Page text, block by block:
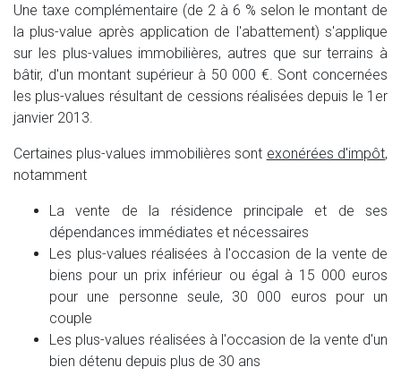
Une taxe complémentaire (de 2 à 6 % selon le montant de
la plus-value après application de l'abattement) s'applique
sur les plus-values immobilières, autres que sur terrains à
bâtir, d'un montant supérieur à 50 000 €. Sont concernées
les plus-values résultant de cessions réalisées depuis le 1er
janvier 2013.
Certaines plus-values immobilières sont exonérées d'impôt,
notamment
La vente de la résidence principale et de ses
dépendances immédiates et nécessaires
Les plus-values réalisées à l'occasion de la vente de
biens pour un prix inférieur ou égal à 15 000 euros
pour une personne seule, 30 000 euros pour un
couple
Les plus-values réalisées à l'occasion de la vente d'un
bien détenu depuis plus de 30 ans